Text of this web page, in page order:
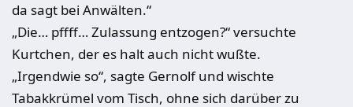
da sagt bei Anwälten.“
„Die… pffff… Zulassung entzogen?“ versuchte
Kurtchen, der es halt auch nicht wußte.
„Irgendwie so“, sagte Gernolf und wischte
Tabakkrümel vom Tisch, ohne sich darüber zu